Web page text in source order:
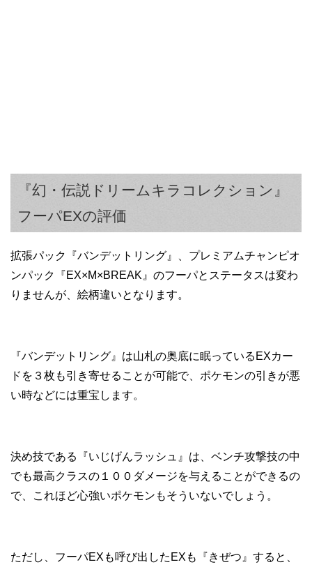
『幻・伝説ドリームキラコレクション』
フーパEXの評価
拡張パック『バンデットリング』、プレミアムチャンピオ
ンパック『EX×M×BREAK』のフーパとステータスは変わ
りませんが、絵柄違いとなります。
『バンデットリング』は山札の奥底に眠っているEXカー
ドを３枚も引き寄せることが可能で、ポケモンの引きが悪
い時などには重宝します。
決め技である『いじげんラッシュ』は、ベンチ攻撃技の中
でも最高クラスの１００ダメージを与えることができるの
で、これほど心強いポケモンもそういないでしょう。
ただし、フーパEXも呼び出したEXも『きぜつ』すると、